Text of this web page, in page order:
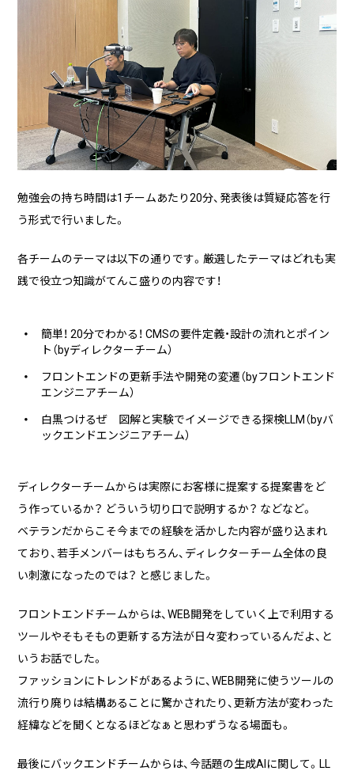
勉強会の持ち時間は1チームあたり20分、発表後は質疑応答を行
う形式で行いました。
各チームのテーマは以下の通りです。厳選したテーマはどれも実
践で役立つ知識がてんこ盛りの内容です！
簡単！ 20分でわかる！ CMSの要件定義・設計の流れとポイン
ト（byディレクターチーム）
フロントエンドの更新手法や開発の変遷（byフロントエンド
エンジニアチーム）
白黒つけるぜ 図解と実験でイメージできる探検LLM（byバ
ックエンドエンジニアチーム）
ディレクターチームからは実際にお客様に提案する提案書をど
う作っているか？ どういう切り口で説明するか？ などなど。
ベテランだからこそ今までの経験を活かした内容が盛り込まれ
ており、若手メンバーはもちろん、ディレクターチーム全体の良
い刺激になったのでは？ と感じました。
フロントエンドチームからは、WEB開発をしていく上で利用する
ツールやそもそもの更新する方法が日々変わっているんだよ、と
いうお話でした。
ファッションにトレンドがあるように、WEB開発に使うツールの
流行り廃りは結構あることに驚かされたり、更新方法が変わった
経緯などを聞くとなるほどなぁと思わずうなる場面も。
最後にバックエンドチームからは、今話題の生成AIに関して。LL